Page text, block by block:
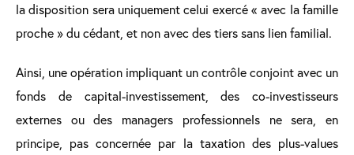
la disposition sera uniquement celui exercé « avec la famille
proche » du cédant, et non avec des tiers sans lien familial.
Ainsi, une opération impliquant un contrôle conjoint avec un
fonds de capital-investissement, des co-investisseurs
externes ou des managers professionnels ne sera, en
principe, pas concernée par la taxation des plus-values